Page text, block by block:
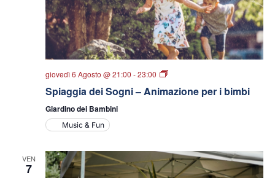
giovedì 6 Agosto @ 21:00 -23:00
Spiaggia
sogni
Spiaggia dei Sogni – Animazione per i bimbi
Giardino dei Bambini
Music & Fun
VEN
7